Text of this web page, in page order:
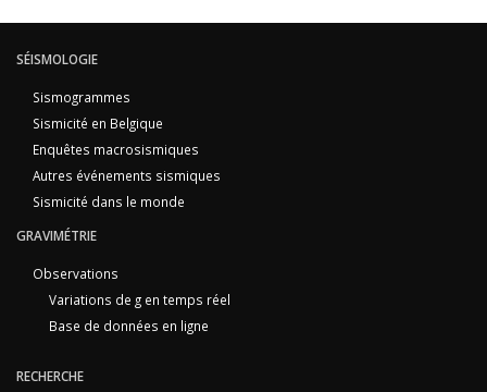
SÉISMOLOGIE
Sismogrammes
Sismicité en Belgique
Enquêtes macrosismiques
Autres événements sismiques
Sismicité dans le monde
GRAVIMÉTRIE
Observations
Variations de g en temps réel
Base de données en ligne
RECHERCHE